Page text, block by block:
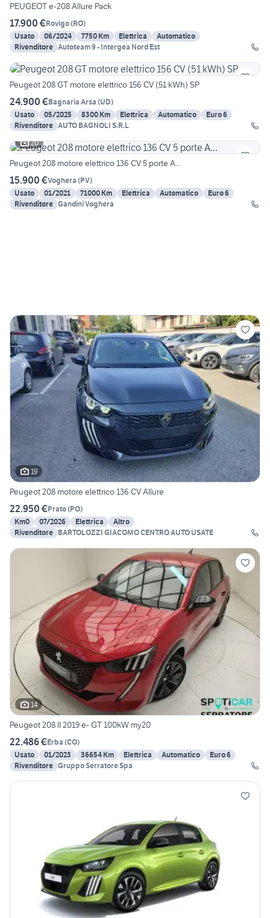
PEUGEOT e-208 Allure Pack
17.900 €Rovigo(RO)
Usato
06/2024 7750 Km Elettrica
Automatico
Rivenditore Autoteam 9 - Intergea Nord Est
Peugeot 208 GT motore elettrico 156 CV (51 kWh) SP
24.900 €Bagnaria Arsa (UD)
Usato
05/2025 8300 Km Elettrica Automatico
Euro 6
Rivenditore AUTO BAGNOLI S.R.L
20
Peugeot 208 motore elettrico 136 CV 5 porte A...
15.900 €Voghera (PV)
Usato
01/2021 71000 Km Elettrica Automatico
Euro 6
Rivenditore Gandini Voghera
19
Peugeot 208 motore elettrico 136 CV Allure
22.950 €Prato(PO)
Km0
07/2026 Elettrica
Altro
Rivenditore BARTOLOZZI GIACOMO CENTRO AUTO USATE
14
Peugeot 208 II 2019 e- GT 100kW my20
22.486 €Erba (CO)
Usato
01/2023 36654 Km Elettrica Automatico
Euro 6
Rivenditore Gruppo Serratore Spa